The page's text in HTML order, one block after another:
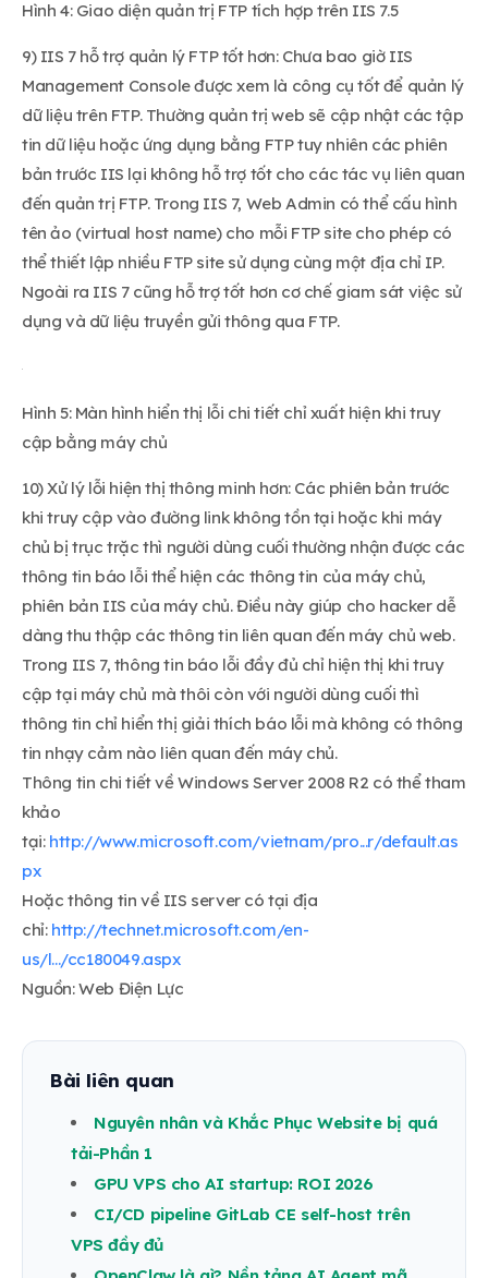
Hình 4: Giao diện quản trị FTP tích hợp trên IIS 7.5
9) IIS 7 hỗ trợ quản lý FTP tốt hơn: Chưa bao giờ IIS
Management Console được xem là công cụ tốt để quản lý
dữ liệu trên FTP. Thường quản trị web sẽ cập nhật các tập
tin dữ liệu hoặc ứng dụng bằng FTP tuy nhiên các phiên
bản trước IIS lại không hỗ trợ tốt cho các tác vụ liên quan
đến quản trị FTP. Trong IIS 7, Web Admin có thể cấu hình
tên ảo (virtual host name) cho mỗi FTP site cho phép có
thể thiết lập nhiều FTP site sử dụng cùng một địa chỉ IP.
Ngoài ra IIS 7 cũng hỗ trợ tốt hơn cơ chế giam sát việc sử
dụng và dữ liệu truyền gửi thông qua FTP.
Hình 5: Màn hình hiển thị lỗi chi tiết chỉ xuất hiện khi truy
cập bằng máy chủ
10) Xử lý lỗi hiện thị thông minh hơn: Các phiên bản trước
khi truy cập vào đường link không tồn tại hoặc khi máy
chủ bị trục trặc thì người dùng cuối thường nhận được các
thông tin báo lỗi thể hiện các thông tin của máy chủ,
phiên bản IIS của máy chủ. Điều này giúp cho hacker dễ
dàng thu thập các thông tin liên quan đến máy chủ web.
Trong IIS 7, thông tin báo lỗi đầy đủ chỉ hiện thị khi truy
cập tại máy chủ mà thôi còn với người dùng cuối thì
thông tin chỉ hiển thị giải thích báo lỗi mà không có thông
tin nhạy cảm nào liên quan đến máy chủ.
Thông tin chi tiết về Windows Server 2008 R2 có thể tham
khảo
tại: http://www.microsoft.com/vietnam/pro...r/default.as
px
Hoặc thông tin về IIS server có tại địa
chỉ: http://technet.microsoft.com/en-
us/l.../cc180049.aspx
Nguồn: Web Điện Lực
Bài liên quan
Nguyên nhân và Khắc Phục Website bị quá
tải-Phần 1
GPU VPS cho AI startup: ROI 2026
CI/CD pipeline GitLab CE self-host trên
VPS đầy đủ